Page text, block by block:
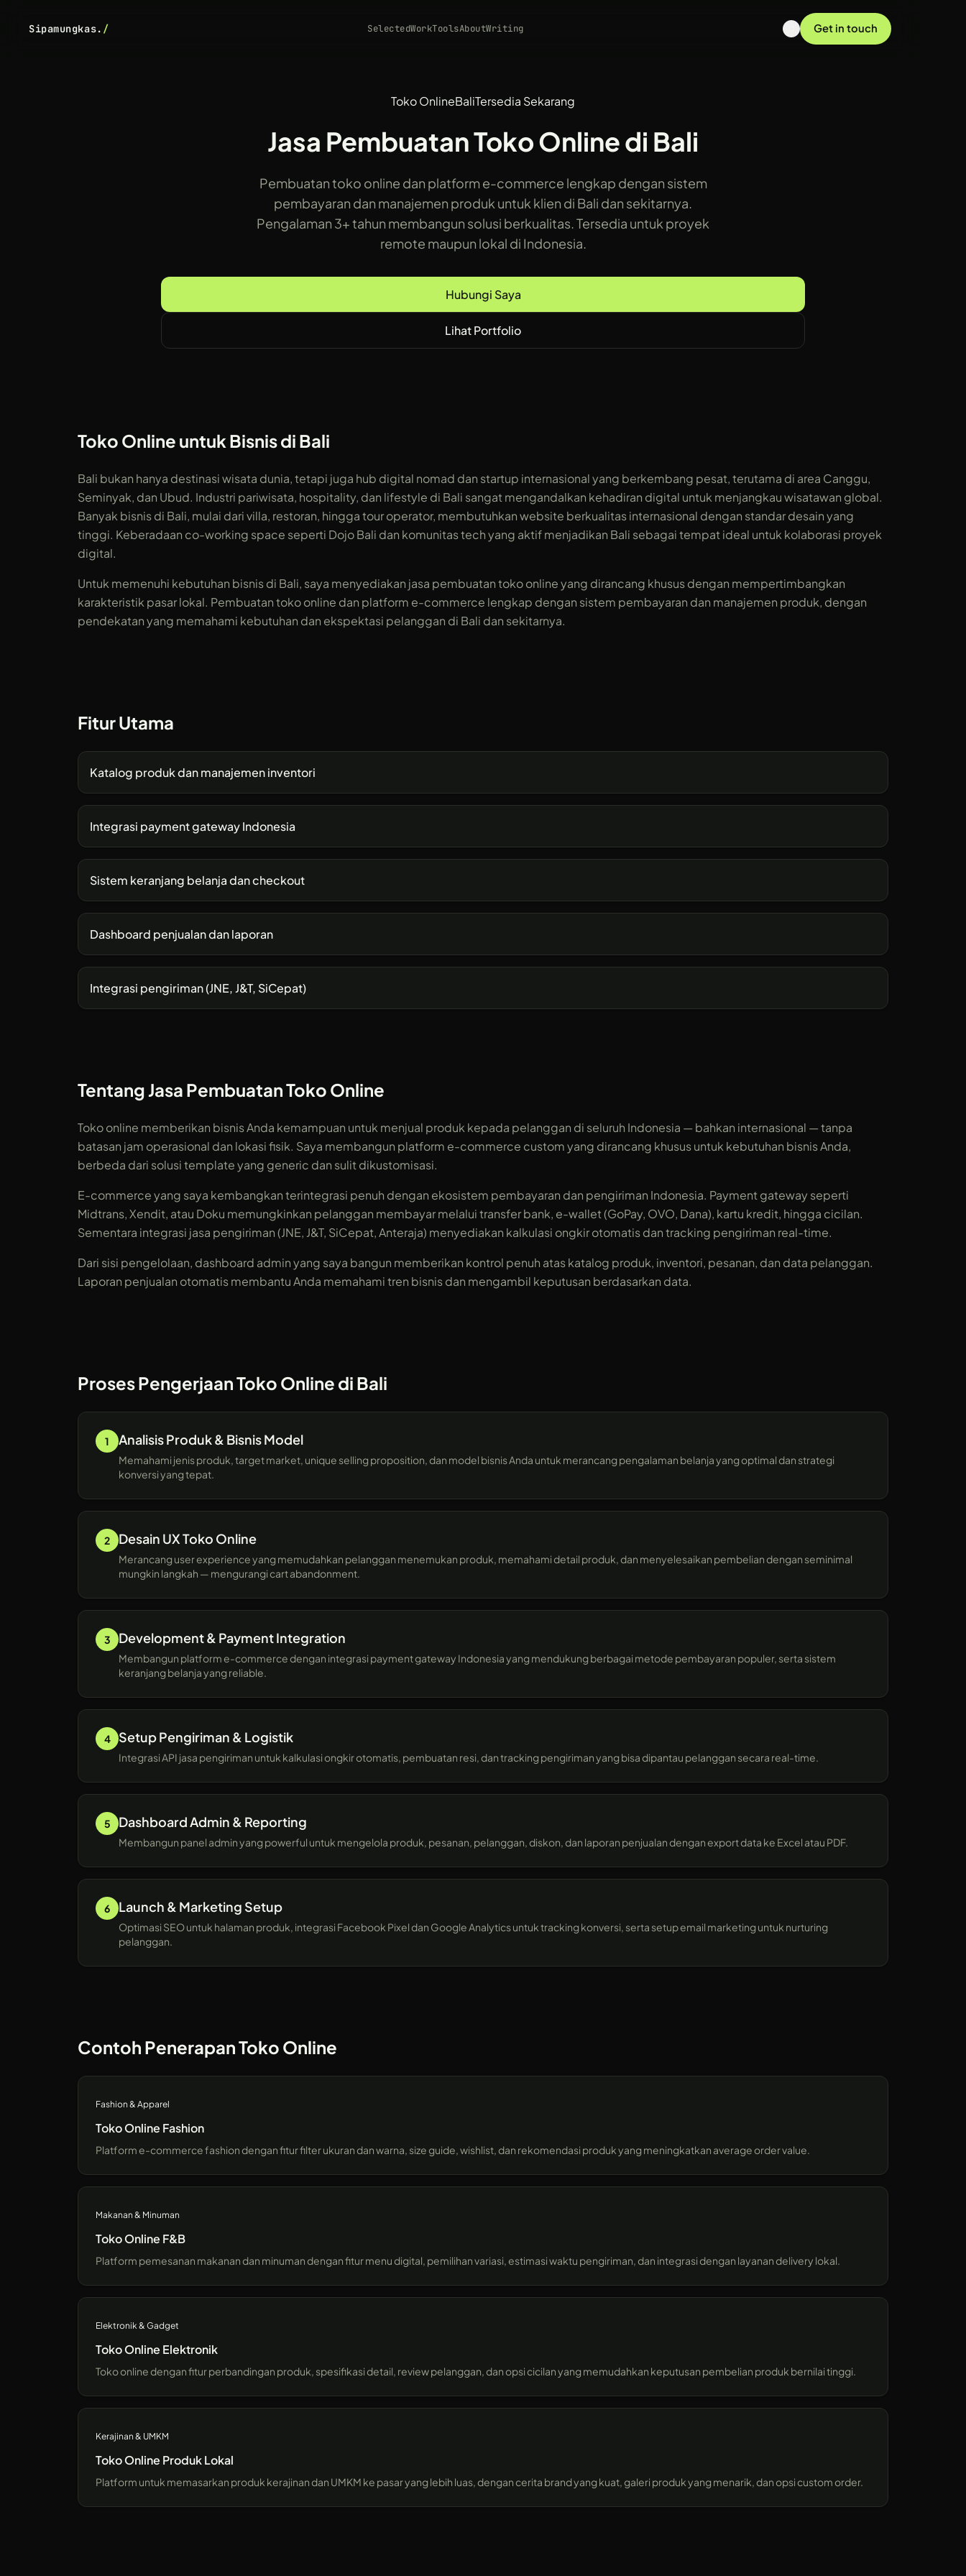
Sipamungkas. / SelectedWorkToolsAboutWriting Get in touch
Toko OnlineBaliTersedia Sekarang
Jasa Pembuatan Toko Online di Bali
Pembuatan toko online dan platform e-commerce lengkap dengan sistem
pembayaran dan manajemen produk untuk klien di Bali dan sekitarnya.
Pengalaman 3+ tahun membangun solusi berkualitas. Tersedia untuk proyek
remote maupun lokal di Indonesia.
Hubungi Saya
Lihat Portfolio
Toko Online untuk Bisnis di Bali
Bali bukan hanya destinasi wisata dunia, tetapi juga hub digital nomad dan startup internasional yang berkembang pesat, terutama di area Canggu,
Seminyak, dan Ubud. Industri pariwisata, hospitality, dan lifestyle di Bali sangat mengandalkan kehadiran digital untuk menjangkau wisatawan global.
Banyak bisnis di Bali, mulai dari villa, restoran, hingga tour operator, membutuhkan website berkualitas internasional dengan standar desain yang
tinggi. Keberadaan co-working space seperti Dojo Bali dan komunitas tech yang aktif menjadikan Bali sebagai tempat ideal untuk kolaborasi proyek
digital.
Untuk memenuhi kebutuhan bisnis di Bali, saya menyediakan jasa pembuatan toko online yang dirancang khusus dengan mempertimbangkan
karakteristik pasar lokal. Pembuatan toko online dan platform e-commerce lengkap dengan sistem pembayaran dan manajemen produk, dengan
pendekatan yang memahami kebutuhan dan ekspektasi pelanggan di Bali dan sekitarnya.
Fitur Utama
Katalog produk dan manajemen inventori
Integrasi payment gateway Indonesia
Sistem keranjang belanja dan checkout
Dashboard penjualan dan laporan
Integrasi pengiriman (JNE, J&T, SiCepat)
Tentang Jasa Pembuatan Toko Online
Toko online memberikan bisnis Anda kemampuan untuk menjual produk kepada pelanggan di seluruh Indonesia — bahkan internasional — tanpa
batasan jam operasional dan lokasi fisik. Saya membangun platform e-commerce custom yang dirancang khusus untuk kebutuhan bisnis Anda,
berbeda dari solusi template yang generic dan sulit dikustomisasi.
E-commerce yang saya kembangkan terintegrasi penuh dengan ekosistem pembayaran dan pengiriman Indonesia. Payment gateway seperti
Midtrans, Xendit, atau Doku memungkinkan pelanggan membayar melalui transfer bank, e-wallet (GoPay, OVO, Dana), kartu kredit, hingga cicilan.
Sementara integrasi jasa pengiriman (JNE, J&T, SiCepat, Anteraja) menyediakan kalkulasi ongkir otomatis dan tracking pengiriman real-time.
Dari sisi pengelolaan, dashboard admin yang saya bangun memberikan kontrol penuh atas katalog produk, inventori, pesanan, dan data pelanggan.
Laporan penjualan otomatis membantu Anda memahami tren bisnis dan mengambil keputusan berdasarkan data.
Proses Pengerjaan Toko Online di Bali
1 Analisis Produk & Bisnis Model
Memahami jenis produk, target market, unique selling proposition, dan model bisnis Anda untuk merancang pengalaman belanja yang optimal dan strategi
konversi yang tepat.
2 Desain UX Toko Online
Merancang user experience yang memudahkan pelanggan menemukan produk, memahami detail produk, dan menyelesaikan pembelian dengan seminimal
mungkin langkah — mengurangi cart abandonment.
3 Development & Payment Integration
Membangun platform e-commerce dengan integrasi payment gateway Indonesia yang mendukung berbagai metode pembayaran populer, serta sistem
keranjang belanja yang reliable.
4 Setup Pengiriman & Logistik
Integrasi API jasa pengiriman untuk kalkulasi ongkir otomatis, pembuatan resi, dan tracking pengiriman yang bisa dipantau pelanggan secara real-time.
5 Dashboard Admin & Reporting
Membangun panel admin yang powerful untuk mengelola produk, pesanan, pelanggan, diskon, dan laporan penjualan dengan export data ke Excel atau PDF.
6 Launch & Marketing Setup
Optimasi SEO untuk halaman produk, integrasi Facebook Pixel dan Google Analytics untuk tracking konversi, serta setup email marketing untuk nurturing
pelanggan.
Contoh Penerapan Toko Online
Fashion & Apparel
Toko Online Fashion
Platform e-commerce fashion dengan fitur filter ukuran dan warna, size guide, wishlist, dan rekomendasi produk yang meningkatkan average order value.
Makanan & Minuman
Toko Online F&B
Platform pemesanan makanan dan minuman dengan fitur menu digital, pemilihan variasi, estimasi waktu pengiriman, dan integrasi dengan layanan delivery lokal.
Elektronik & Gadget
Toko Online Elektronik
Toko online dengan fitur perbandingan produk, spesifikasi detail, review pelanggan, dan opsi cicilan yang memudahkan keputusan pembelian produk bernilai tinggi.
Kerajinan & UMKM
Toko Online Produk Lokal
Platform untuk memasarkan produk kerajinan dan UMKM ke pasar yang lebih luas, dengan cerita brand yang kuat, galeri produk yang menarik, dan opsi custom order.